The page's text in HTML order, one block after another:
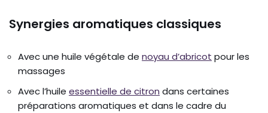
Synergies aromatiques classiques
Avec une huile végétale de noyau d’abricot pour les
massages
Avec l’huile essentielle de citron dans certaines
préparations aromatiques et dans le cadre du